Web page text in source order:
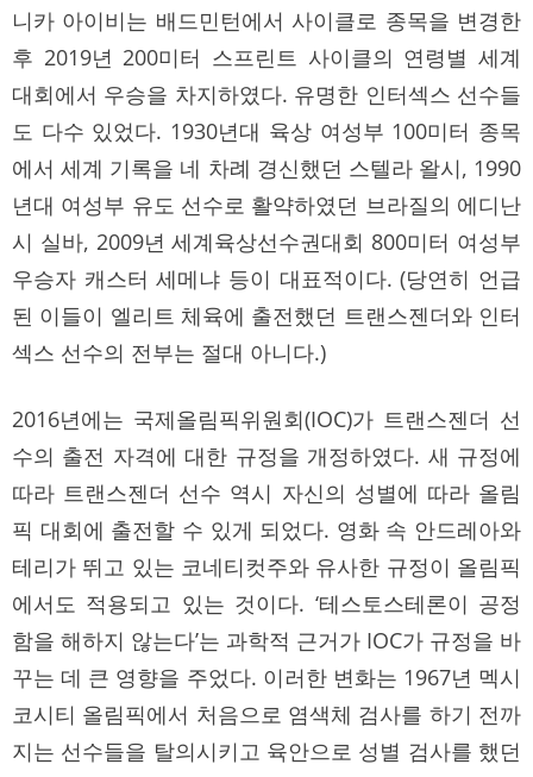
니카 아이비는 배드민턴에서 사이클로 종목을 변경한
후 2019년 200미터 스프린트 사이클의 연령별 세계
대회에서 우승을 차지하였다. 유명한 인터섹스 선수들
도 다수 있었다. 1930년대 육상 여성부 100미터 종목
에서 세계 기록을 네 차례 경신했던 스텔라 왈시, 1990
년대 여성부 유도 선수로 활약하였던 브라질의 에디난
시 실바, 2009년 세계육상선수권대회 800미터 여성부
우승자 캐스터 세메냐 등이 대표적이다. (당연히 언급
된 이들이 엘리트 체육에 출전했던 트랜스젠더와 인터
섹스 선수의 전부는 절대 아니다.)
2016년에는 국제올림픽위원회(IOC)가 트랜스젠더 선
수의 출전 자격에 대한 규정을 개정하였다. 새 규정에
따라 트랜스젠더 선수 역시 자신의 성별에 따라 올림
픽 대회에 출전할 수 있게 되었다. 영화 속 안드레아와
테리가 뛰고 있는 코네티컷주와 유사한 규정이 올림픽
에서도 적용되고 있는 것이다. ‘테스토스테론이 공정
함을 해하지 않는다’는 과학적 근거가 IOC가 규정을 바
꾸는 데 큰 영향을 주었다. 이러한 변화는 1967년 멕시
코시티 올림픽에서 처음으로 염색체 검사를 하기 전까
지는 선수들을 탈의시키고 육안으로 성별 검사를 했던